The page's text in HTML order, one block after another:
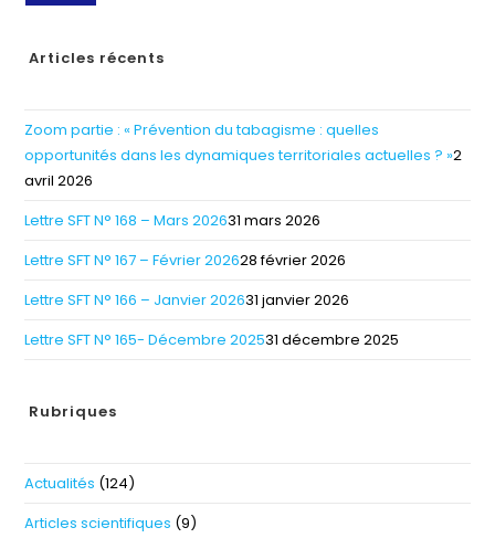
Articles récents
Zoom partie : « Prévention du tabagisme : quelles
opportunités dans les dynamiques territoriales actuelles ? »2
avril 2026
Lettre SFT N° 168 – Mars 202631 mars 2026
Lettre SFT N° 167 – Février 202628 février 2026
Lettre SFT N° 166 – Janvier 202631 janvier 2026
Lettre SFT N° 165- Décembre 202531 décembre 2025
Rubriques
Actualités (124)
Articles scientifiques (9)